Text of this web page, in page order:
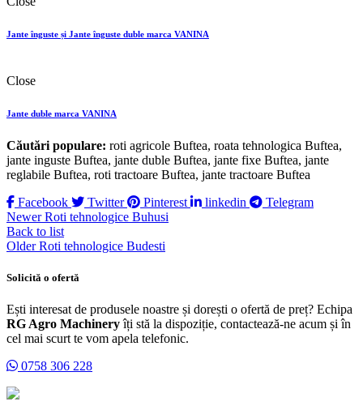
Jante înguste și Jante înguste duble marca VANINA
Close
Jante duble marca VANINA
Căutări populare: roti agricole Buftea, roata tehnologica Buftea,
jante inguste Buftea, jante duble Buftea, jante fixe Buftea, jante
reglabile Buftea, roti tractoare Buftea, jante tractoare Buftea
Facebook
Twitter Pinterest linkedin
Telegram
Newer Roti tehnologice Buhusi
Back to list
Older Roti tehnologice Budesti
Solicită o ofertă
Ești interesat de produsele noastre și dorești o ofertă de preț? Echipa
RG Agro Machineryîți stă la dispoziție, contactează-ne acum și în
cel mai scurt te vom apela telefonic.
0758 306 228